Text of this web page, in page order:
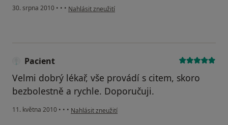
30. srpna 2010 • • • podle názoru uživatele Pacient
Nahlásit zneužití
Pacient
Velmi dobrý lékař, vše provádí s citem, skoro
bezbolestně a rychle. Doporučuji.
11. května 2010 • • • podle názoru uživatele Pacient
Nahlásit zneužití